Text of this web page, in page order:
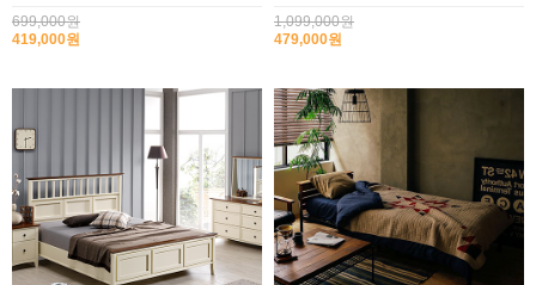
699,000원
419,000원
1,099,000원
479,000원